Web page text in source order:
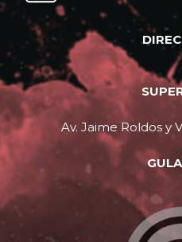
Av. Jaime Roldos y